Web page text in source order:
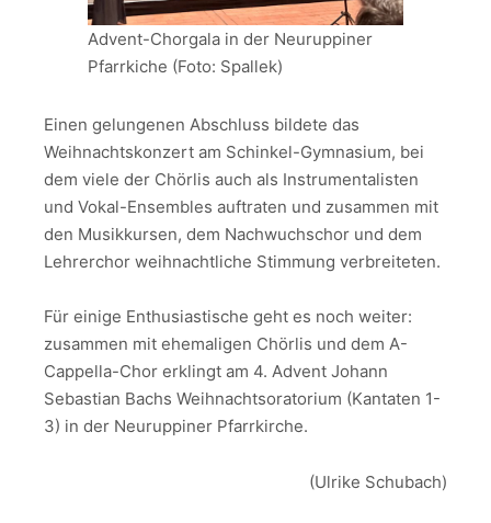
Advent-Chorgala in der Neuruppiner
Pfarrkiche (Foto: Spallek)
Einen gelungenen Abschluss bildete das
Weihnachtskonzert am Schinkel-Gymnasium, bei
dem viele der Chörlis auch als Instrumentalisten
und Vokal-Ensembles auftraten und zusammen mit
den Musikkursen, dem Nachwuchschor und dem
Lehrerchor weihnachtliche Stimmung verbreiteten.
Für einige Enthusiastische geht es noch weiter:
zusammen mit ehemaligen Chörlis und dem A-
Cappella-Chor erklingt am 4. Advent Johann
Sebastian Bachs Weihnachtsoratorium (Kantaten 1-
3) in der Neuruppiner Pfarrkirche.
(Ulrike Schubach)